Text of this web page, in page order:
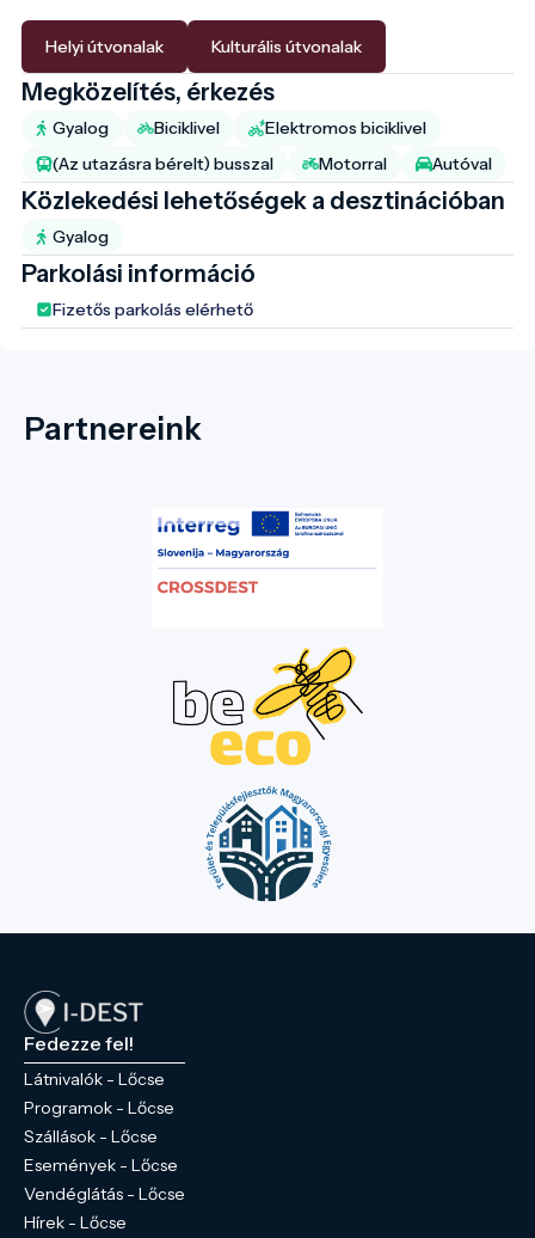
Helyi útvonalak Kulturális útvonalak
Megközelítés, érkezés
Gyalog Biciklivel
Elektromos biciklivel
(Az utazásra bérelt) busszal
Motorral Autóval
Közlekedési lehetőségek a desztinációban
Gyalog
Parkolási információ
Fizetős parkolás elérhető
Partnereink
Fedezze fel!
Látnivalók - Lőcse
Programok - Lőcse
Szállások - Lőcse
Események - Lőcse
Vendéglátás - Lőcse
Hírek - Lőcse